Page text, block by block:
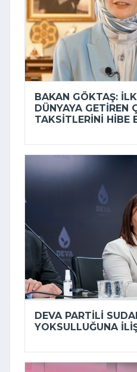
BAKAN GÖKTAŞ:
DÜNYAYA GETIREN
TAKSITLERINI HIBE
DEVA PARTILI
YOKSULLUĞUNA